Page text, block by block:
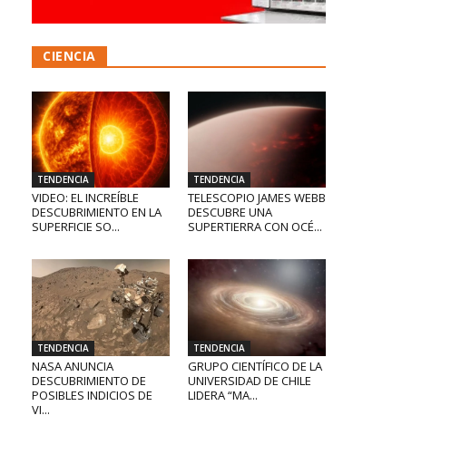
CIENCIA
TENDENCIA
VIDEO: EL INCREÍBLE
DESCUBRIMIENTO EN LA
SUPERFICIE SO...
TENDENCIA
TELESCOPIO JAMES WEBB
DESCUBRE UNA
SUPERTIERRA CON OCÉ...
TENDENCIA
NASA ANUNCIA
DESCUBRIMIENTO DE
POSIBLES INDICIOS DE
VI...
TENDENCIA
GRUPO CIENTÍFICO DE LA
UNIVERSIDAD DE CHILE
LIDERA “MA...